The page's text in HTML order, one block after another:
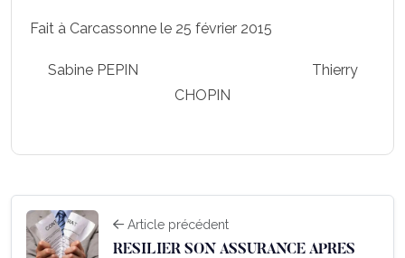
Fait à Carcassonne le 25 février 2015
Sabine PEPIN Thierry
CHOPIN
Article précédent
RESILIER SON ASSURANCE APRES